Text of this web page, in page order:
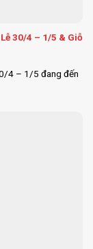
30/4 – 1/5 & Giỗ
4 – 1/5 đang đến